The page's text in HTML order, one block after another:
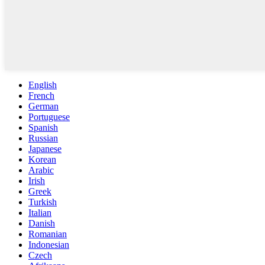
English
French
German
Portuguese
Spanish
Russian
Japanese
Korean
Arabic
Irish
Greek
Turkish
Italian
Danish
Romanian
Indonesian
Czech